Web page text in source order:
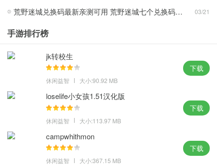
自动射击系统合理分配金币、木材等资源，平衡升级和建造需求。
探索海图，放置自动战斗，解放双手轻松升级。
小编点评
游戏的画面较为精简，每种武器都有其独特的战斗效果，助你在保
卫海洋的征途中无往不利。
荒野迷城兑换码最新亲测可用 荒野迷城七个兑换码长期可用分享 03/21
手游排行榜
jk转校生
休闲益智 大小:90.92 MB
下载
loselife小女孩1.51汉化版
休闲益智 大小:113.97 MB
下载
campwhithmon
休闲益智 大小:367.15 MB
下载